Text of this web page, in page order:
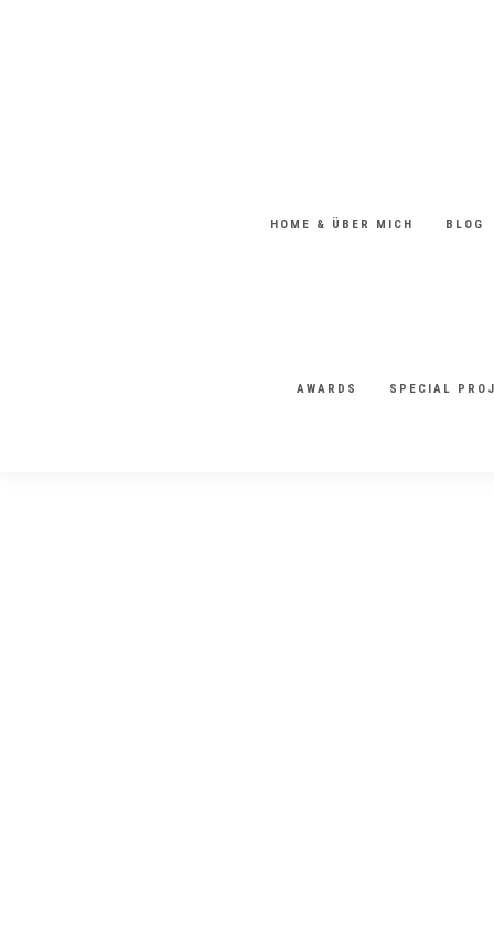
HOME & ÜBER MICH BLOG
AWARDS SPECIAL